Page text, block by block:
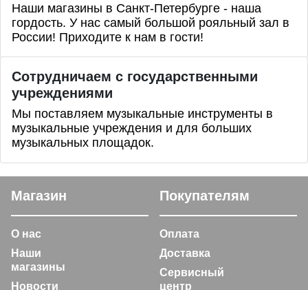
Наши магазины в Санкт-Петербурге - наша
гордость. У нас самый большой рояльный зал в
России! Приходите к нам в гости!
Сотрудничаем с государственными
учреждениями
Мы поставляем музыкальные инструменты в
музыкальные учреждения и для больших
музыкальных площадок.
Магазин
О нас
Наши
магазины
Новости
Покупателям
Оплата
Доставка
Сервисный
центр